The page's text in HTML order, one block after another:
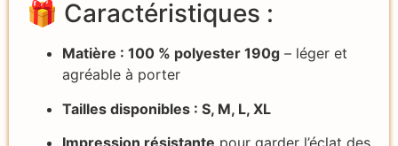
🎁 Caractéristiques :
Matière : 100 % polyester 190g – léger et
agréable à porter
Tailles disponibles : S, M, L, XL